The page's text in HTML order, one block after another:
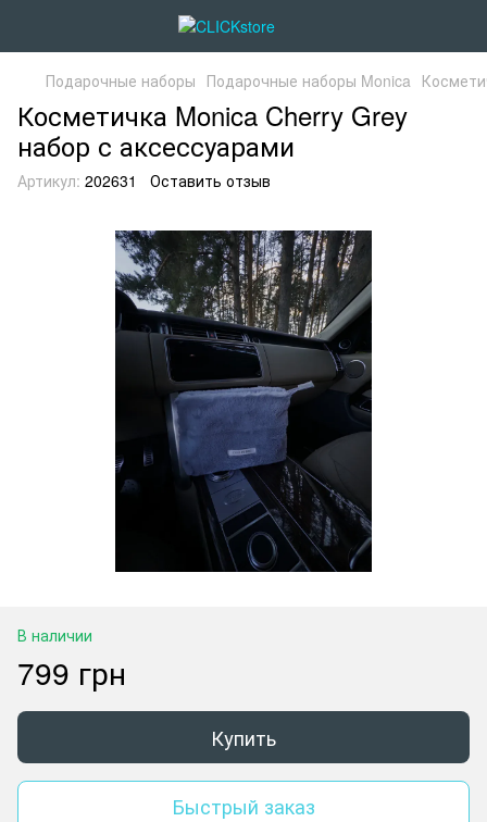
Подарочные наборы Подарочные наборы Monica
Косметичка Monica Cherry Grey
набор с аксессуарами
Артикул: 202631 Оставить отзыв
В наличии
799 грн
Купить
Быстрый заказ